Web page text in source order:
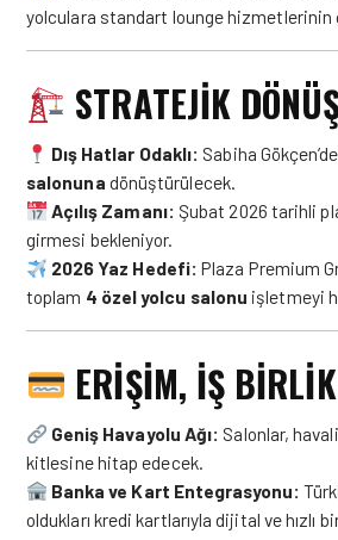
yolculara standart lounge hizmetlerinin
STRATEJİK
Dış Hatlar Odaklı: Sabiha
salonuna dönüştürülecek.
Açılış Zamanı: Şubat 2026 tarihli
girmesi bekleniyor.
2026 Yaz Hedefi: Plaza Premium
toplam 4 özel yolcu salonu işletmeyi
ERİŞİM, İŞ
Geniş Havayolu Ağı: Salonlar,
kitlesine hitap edecek.
Banka ve Kart Entegrasyonu:
oldukları kredi kartlarıyla dijital ve